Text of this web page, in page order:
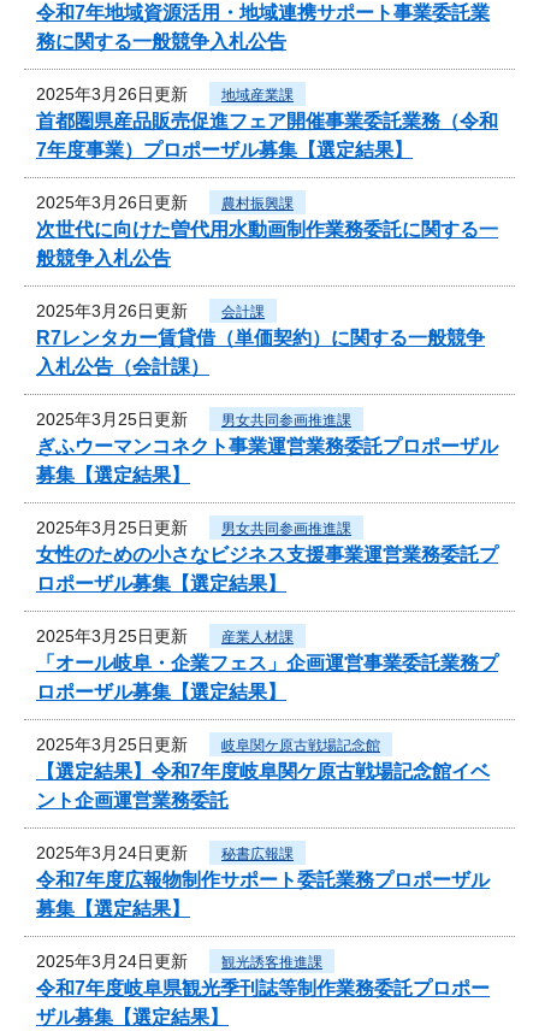
令和7年地域資源活用・地域連携サポート事業委託業
務に関する一般競争入札公告
2025年3月26日更新 地域産業課
首都圏県産品販売促進フェア開催事業委託業務（令和
7年度事業）プロポーザル募集【選定結果】
2025年3月26日更新 農村振興課
次世代に向けた曽代用水動画制作業務委託に関する一
般競争入札公告
2025年3月26日更新 会計課
R7レンタカー賃貸借（単価契約）に関する一般競争
入札公告（会計課）
2025年3月25日更新 男女共同参画推進課
ぎふウーマンコネクト事業運営業務委託プロポーザル
募集【選定結果】
2025年3月25日更新 男女共同参画推進課
女性のための小さなビジネス支援事業運営業務委託プ
ロポーザル募集【選定結果】
2025年3月25日更新 産業人材課
「オール岐阜・企業フェス」企画運営事業委託業務プ
ロポーザル募集【選定結果】
2025年3月25日更新 岐阜関ケ原古戦場記念館
【選定結果】令和7年度岐阜関ケ原古戦場記念館イベ
ント企画運営業務委託
2025年3月24日更新 秘書広報課
令和7年度広報物制作サポート委託業務プロポーザル
募集【選定結果】
2025年3月24日更新 観光誘客推進課
令和7年度岐阜県観光季刊誌等制作業務委託プロポー
ザル募集【選定結果】